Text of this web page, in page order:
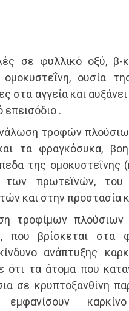
σε φυλλικό οξύ, β-
ομοκυστεΐνη, ουσία
στα αγγεία και
επεισόδιο .
τροφών
τα φραγκόσυκα,
της ομοκυστεΐνης
πρωτεϊνών, του
και στην προστασία
τροφίμων
που βρίσκεται στα
ανάπτυξης
ότι τα άτομα που
σε κρυπτοξανθίνη
εμφανίσουν